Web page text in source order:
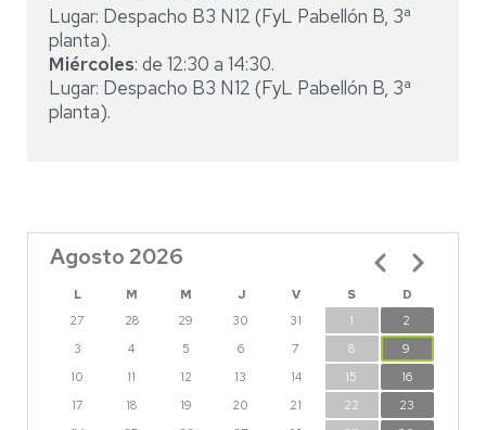
Lugar: Despacho B3 N12 (FyL Pabellón B, 3ª
planta).
Miércoles: de 12:30 a 14:30.
Lugar: Despacho B3 N12 (FyL Pabellón B, 3ª
planta).
Agosto 2026
L M M J V S
D
27
28 29 30 31 1
2
3
4 5 6 7 8
9
10
11 12 13 14 15
16
17
18 19 20 21 22
23
Paginación